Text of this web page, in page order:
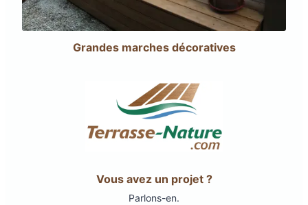
Grandes marches décoratives
Vous avez un projet ?
Parlons-en.